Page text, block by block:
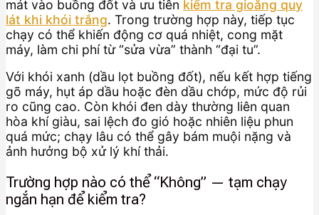
mát vào buồng đốt và ưu tiên kiểm tra gioăng quy
lát khi khói trắng. Trong trường hợp này, tiếp tục
chạy có thể khiến động cơ quá nhiệt, cong mặt
máy, làm chi phí từ “sửa vừa” thành “đại tu”.
Với khói xanh (dầu lọt buồng đốt), nếu kết hợp tiếng
gõ máy, hụt áp dầu hoặc đèn dầu chớp, mức độ rủi
ro cũng cao. Còn khói đen dày thường liên quan
hòa khí giàu, sai lệch đo gió hoặc nhiên liệu phun
quá mức; chạy lâu có thể gây bám muội nặng và
ảnh hưởng bộ xử lý khí thải.
Trường hợp nào có thể “Không” — tạm chạy
ngắn hạn để kiểm tra?